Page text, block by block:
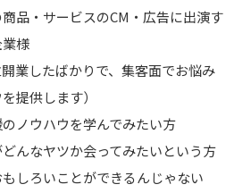
品・サービスのCM・広告に出演す
様
業したばかりで、集客面でお悩み
提供します）
ノウハウを学んでみたい方
んなヤツか会ってみたいという方
しろいことができるんじゃない